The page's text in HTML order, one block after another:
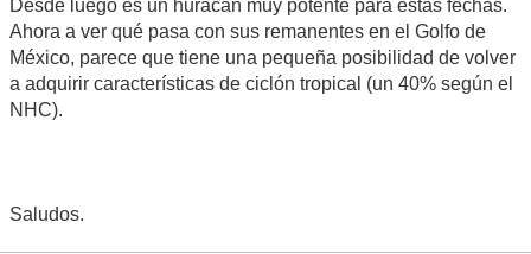
Desde luego es un huracán muy potente para estas fechas.
Ahora a ver qué pasa con sus remanentes en el Golfo de
México, parece que tiene una pequeña posibilidad de volver
a adquirir características de ciclón tropical (un 40% según el
NHC).
Saludos.